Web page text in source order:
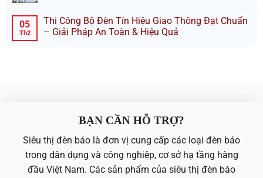
05
Th2
Thi Công Bộ Đèn Tín Hiệu Giao Thông Đạt Chuẩn
– Giải Pháp An Toàn & Hiệu Quả
BẠN CẦN HỖ TRỢ?
Siêu thị đèn báo là đơn vị cung cấp các loại đèn báo
trong dân dụng và công nghiệp, cơ sở hạ tầng hàng
đầu Việt Nam. Các sản phẩm của siêu thị đèn báo